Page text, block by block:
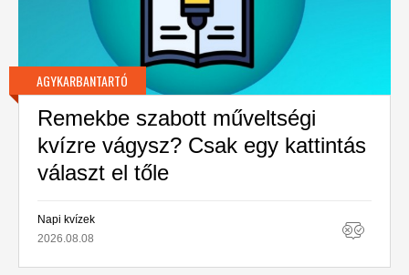
AGYKARBANTARTÓ
Remekbe szabott műveltségi
kvízre vágysz? Csak egy kattintás
választ el tőle
Napi kvízek
2026.08.08